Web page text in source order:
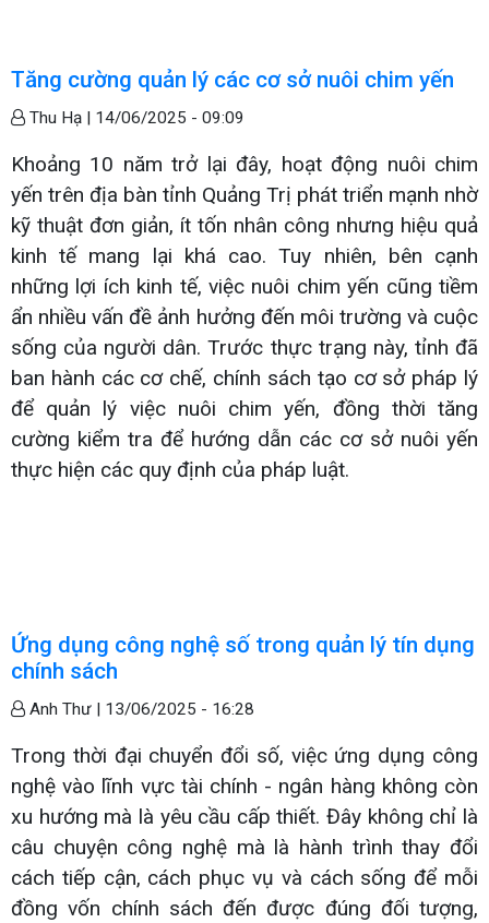
Tăng cường quản lý các cơ sở nuôi chim yến
Thu Hạ | 14/06/2025 - 09:09
Khoảng 10 năm trở lại đây, hoạt động nuôi chim
yến trên địa bàn tỉnh Quảng Trị phát triển mạnh nhờ
kỹ thuật đơn giản, ít tốn nhân công nhưng hiệu quả
kinh tế mang lại khá cao. Tuy nhiên, bên cạnh
những lợi ích kinh tế, việc nuôi chim yến cũng tiềm
ẩn nhiều vấn đề ảnh hưởng đến môi trường và cuộc
sống của người dân. Trước thực trạng này, tỉnh đã
ban hành các cơ chế, chính sách tạo cơ sở pháp lý
để quản lý việc nuôi chim yến, đồng thời tăng
cường kiểm tra để hướng dẫn các cơ sở nuôi yến
thực hiện các quy định của pháp luật.
Ứng dụng công nghệ số trong quản lý tín dụng
chính sách
Anh Thư | 13/06/2025 - 16:28
Trong thời đại chuyển đổi số, việc ứng dụng công
nghệ vào lĩnh vực tài chính - ngân hàng không còn
xu hướng mà là yêu cầu cấp thiết. Đây không chỉ là
câu chuyện công nghệ mà là hành trình thay đổi
cách tiếp cận, cách phục vụ và cách sống để mỗi
đồng vốn chính sách đến được đúng đối tượng,